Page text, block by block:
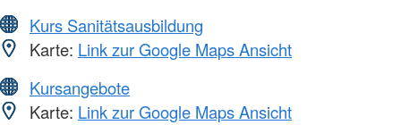
Kurs Sanitätsausbildung
Karte: Link zur Google Maps Ansicht
Kursangebote
Karte: Link zur Google Maps Ansicht